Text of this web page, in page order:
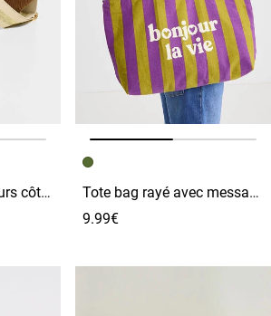
Sac banane en velours côtelé femme
Image précédente
Image suivante
Tote bag rayé avec message femme
9.99€